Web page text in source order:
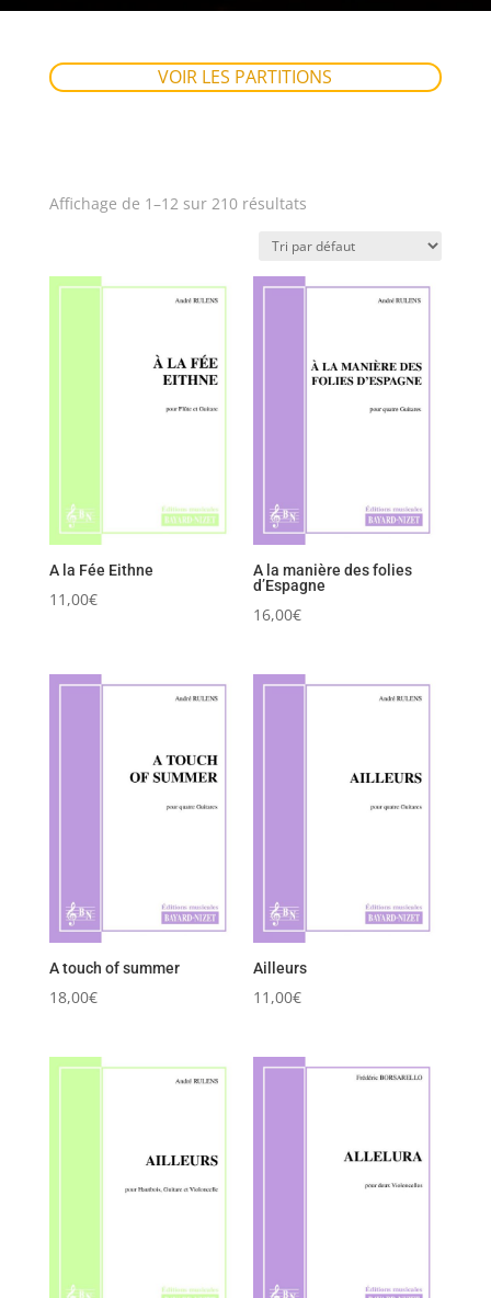
VOIR LES PARTITIONS
Affichage de 1–12 sur 210 résultats
A la Fée Eithne
11,00€
A la manière des folies
d’Espagne
16,00€
A touch of summer
18,00€
Ailleurs
11,00€